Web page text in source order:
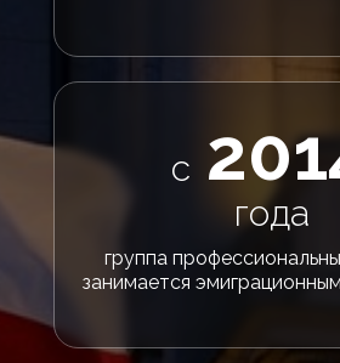
года
группа
занимается
с